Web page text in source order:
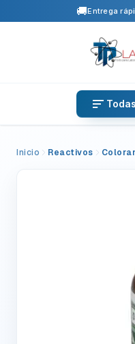
🚚Entrega
Inicio Reactivos